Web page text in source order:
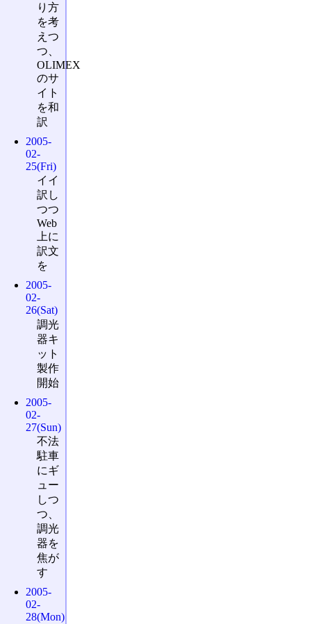
り方
を考
えつ
つ、
OLIMEX
のサ
イト
を和
訳
2005-
02-
25(Fri)
イイ
訳し
つつ
Web
上に
訳文
を
2005-
02-
26(Sat)
調光
器キ
ット
製作
開始
2005-
02-
27(Sun)
不法
駐車
にギ
ュー
しつ
つ、
調光
器を
焦が
す
2005-
02-
28(Mon)